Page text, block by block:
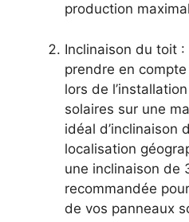
production
Inclinaison du toit
prendre​ en
lors de
solaires sur une
⁤idéal⁣ d’inclinaison
localisation
une inclinaison de
recommandée
de vos panneaux